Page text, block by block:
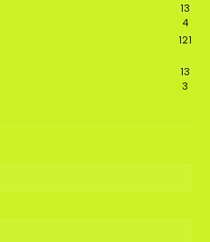
13
4
121
13
3